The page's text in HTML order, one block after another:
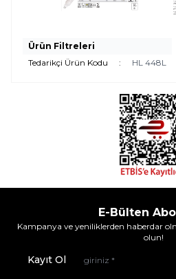
Ürün Filtreleri
Tedarikçi Ürün Kodu
: HL 448L
E-Bülten
Kampanya ve yeniliklerden haberdar
olun!
Kayıt Ol